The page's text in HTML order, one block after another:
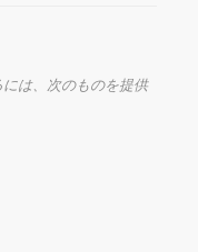
には、次のものを提供